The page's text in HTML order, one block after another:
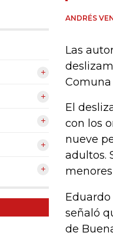
ANDRÉS
Las
El
con los
nueve
adultos.
señaló
de